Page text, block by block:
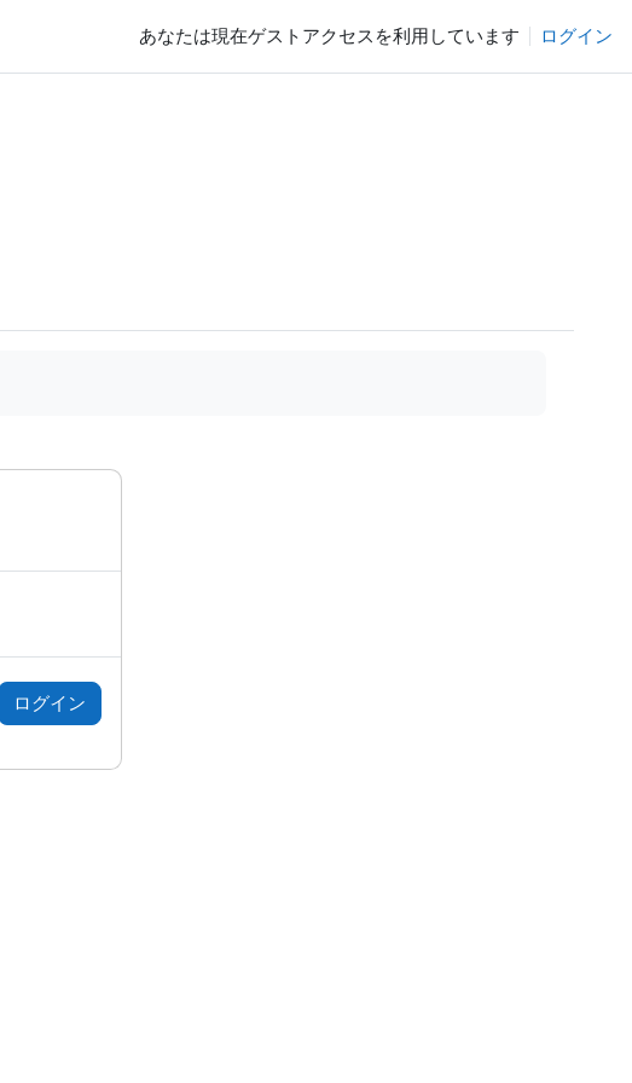
あなたは現在ゲストアクセスを利用しています ログイン
ログイン